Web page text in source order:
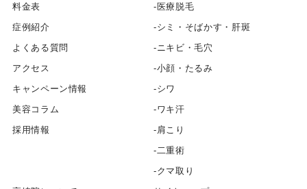
料金表
症例紹介
よくある質問
アクセス
キャンペーン情報
美容コラム
採用情報
医療脱毛
シミ・そばかす・肝斑
ニキビ・毛穴
小顔・たるみ
シワ
ワキ汗
肩こり
二重術
クマ取り